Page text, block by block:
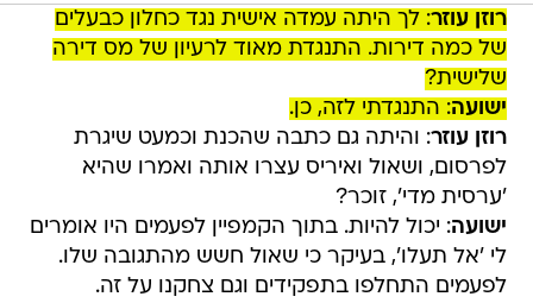
רוזן עוזר: לך היתה עמדה אישית נגד כחלון כבעלים
של כמה דירות. התנגדת מאוד לרעיון של מס דירה
שלישית?
ישועה: התנגדתי לזה, כן.
רוזן עוזר: והיתה גם כתבה שהכנת וכמעט שיגרת
לפרסום, ושאול ואיריס עצרו אותה ואמרו שהיא
'ערסית מדי', זוכר?
ישועה: יכול להיות. בתוך הקמפיין לפעמים היו אומרים
לי 'אל תעלו', בעיקר כי שאול חשש מהתגובה שלו.
לפעמים התחלפו בתפקידים וגם צחקנו על זה.